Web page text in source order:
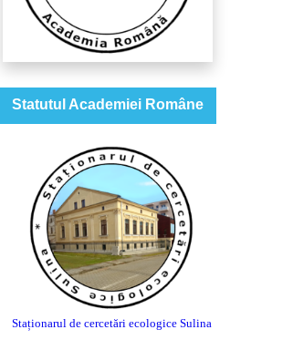
Statutul Academiei Române
Staționarul de cercetări ecologice Sulina